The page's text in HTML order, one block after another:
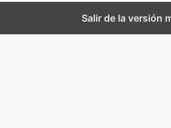
Salir de la versión